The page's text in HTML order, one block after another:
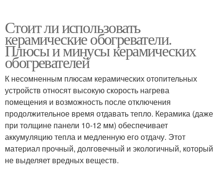
Стоит ли использовать
керамические обогреватели.
Плюсы и минусы керамических
обогревателей
К несомненным плюсам керамических отопительных
устройств относят высокую скорость нагрева
помещения и возможность после отключения
продолжительное время отдавать тепло. Керамика (даже
при толщине панели 10-12 мм) обеспечивает
аккумуляцию тепла и медленную его отдачу. Этот
материал прочный, долговечный и экологичный, который
не выделяет вредных веществ.